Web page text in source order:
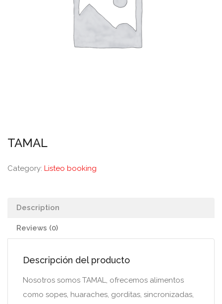
TAMAL
Category: Listeo booking
Description
Reviews (0)
Descripción del producto
Nosotros somos TAMAL, ofrecemos alimentos
como sopes, huaraches, gorditas, sincronizadas,